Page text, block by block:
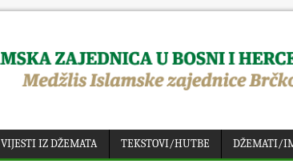
VIJESTI IZ DŽEMATA TEKSTOVI/HUTBE DŽEMATI/